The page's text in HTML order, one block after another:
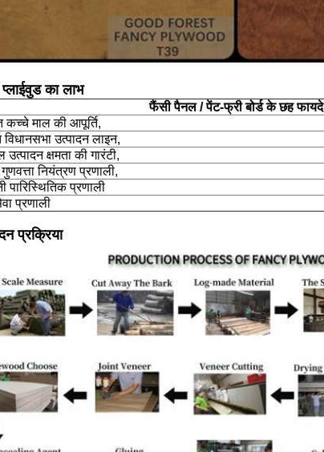
का लाभ
फैंसी पैनल / पेंट-फ्री बोर्ड के छह फायदे
कच्चे माल की आपूर्ति,
विधानसभा उत्पादन लाइन,
उत्पादन क्षमता की गारंटी,
नियंत्रण प्रणाली,
पारिस्थितिक प्रणाली
प्रणाली
प्रक्रिया